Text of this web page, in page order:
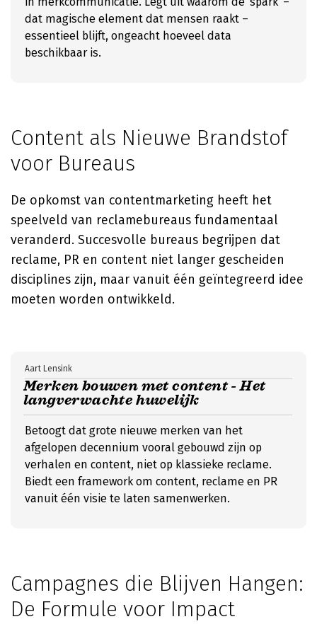
dat magische element dat mensen raakt –
essentieel blijft, ongeacht hoeveel data
beschikbaar is.
Content als Nieuwe Brandstof
voor Bureaus
De opkomst van contentmarketing heeft het
speelveld van reclamebureaus fundamentaal
veranderd. Succesvolle bureaus begrijpen dat
reclame, PR en content niet langer gescheiden
disciplines zijn, maar vanuit één geïntegreerd idee
moeten worden ontwikkeld.
Merken bouwen met content - Het
langverwachte huwelijk
Aart Lensink
Betoogt dat grote nieuwe merken van het
afgelopen decennium vooral gebouwd zijn op
verhalen en content, niet op klassieke reclame.
Biedt een framework om content, reclame en PR
vanuit één visie te laten samenwerken.
Campagnes die Blijven Hangen:
De Formule voor Impact